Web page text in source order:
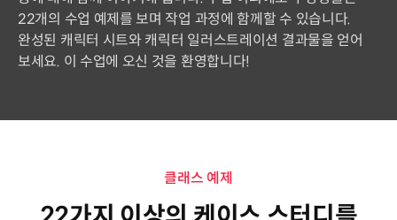
22개의 수업 예제를 보며 작업 과정에 함께할 수 있습니다.
완성된 캐릭터 시트와 캐릭터 일러스트레이션 결과물을 얻어
보세요. 이 수업에 오신 것을 환영합니다!
클래스 예제